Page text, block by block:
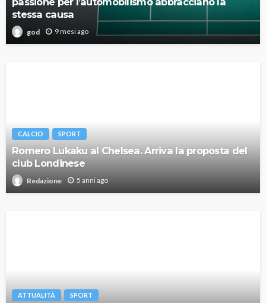
stessa causa
god 9 mesi ago
CALCIO SPORT
Romero Lukaku al Chelsea. Arriva la proposta del
club Londinese
Redazione 5 anni ago
ATTUALITÀ SPORT